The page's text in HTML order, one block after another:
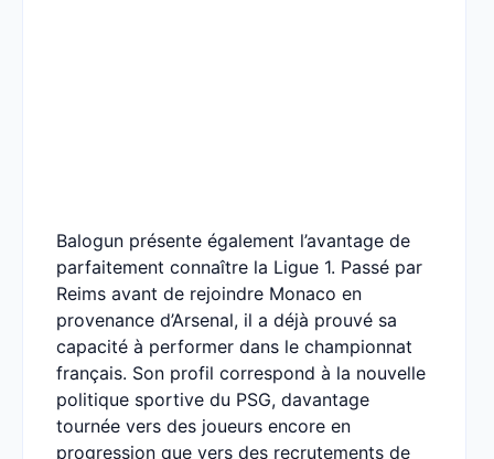
Balogun présente également l’avantage de
parfaitement connaître la Ligue 1. Passé par
Reims avant de rejoindre Monaco en
provenance d’Arsenal, il a déjà prouvé sa
capacité à performer dans le championnat
français. Son profil correspond à la nouvelle
politique sportive du PSG, davantage
tournée vers des joueurs encore en
progression que vers des recrutements de